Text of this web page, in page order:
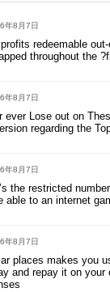
年8月7日
profits redeemable
throughout the
年8月7日
ever Lose out on
regarding the
年8月7日
the restricted
able to an internet
年8月7日
places makes you
and repay it on your